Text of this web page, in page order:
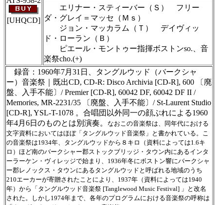
[UHQCD]
エリナー・スティーバー（Ｓ） フリー
ダ・グレイ＝マッセ（Ｍｓ）
ジョン・マッカラム（Ｔ） デイヴィッ
ド・ローラン（Ｂ）
ピエール・モントゥー指揮ボストンso.、音
楽祭cho.(+)
録音：1960年7月31日、タングルウッド（バークシャ
ー）音楽祭｜既出CD, CD-R: Disco Archivia [CD-R], 600 〔廃
盤、入手不能〕/ Premier [CD-R], 60042 DF, 60042 DF II /
Memories, MR-2231/35 〔廃盤、入手不能〕/ St-Laurent Studio
[CD-R], YSL-T-1078 。合唱団以外同一の顔ぶれによる1960
年4月6日のものとは別演奏。 なおこの音楽祭は、同年代における
文字資料においてはほぼ「タングルウッド音楽祭」と書かれている。こ
の音楽祭は1934年、タングルウッドから８キロ（資料によっては1.6キ
ロ）ほど南のバークシャー郡ストックブリッジ・タウン内にあるインタ
ーラーケン・ヴィレッジで始まり、1936年冬にボストン響にバークシャ
ー郡レノックス・タウンにあるタングルウッドと呼ばれる地域のうち
210エーカーが寄贈されたことにより、1937年（資料によっては1940
年）から「タングルウッド音楽祭 [Tanglewood Music Festival] 」と改名
された。しかし1974年まで、各年のプログラムにおける音楽祭の呼称は